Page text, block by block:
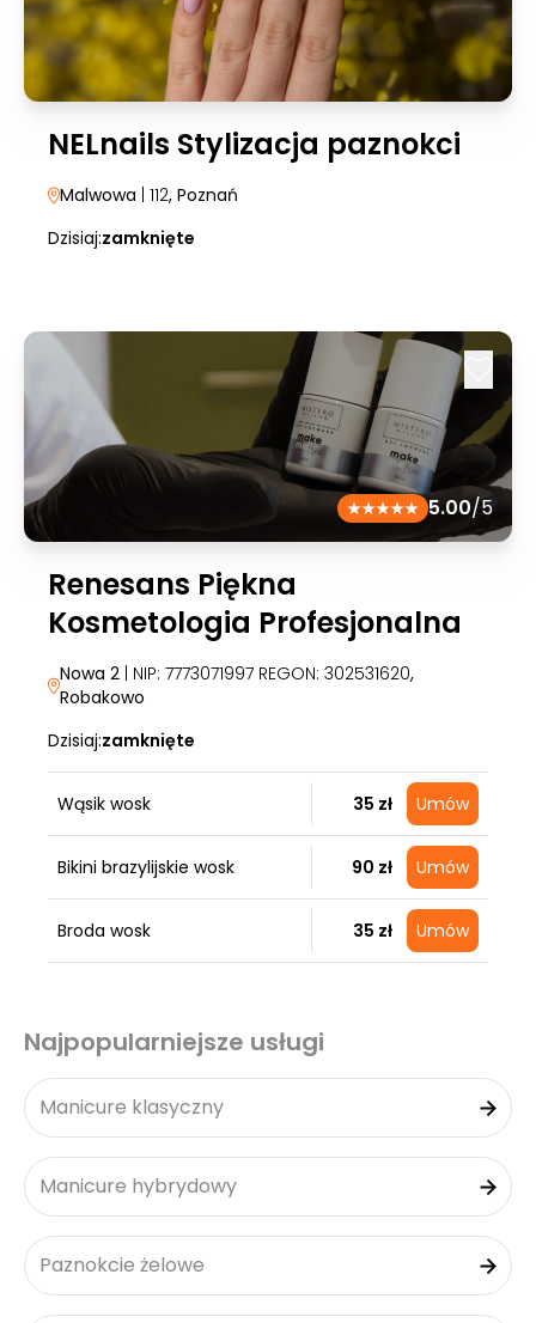
NELnails Stylizacja paznokci
Malwowa | 112, Poznań
Dzisiaj:zamknięte
5.00/5
Renesans Piękna
Kosmetologia Profesjonalna
Nowa 2| NIP: 7773071997 REGON: 302531620,
Robakowo
Dzisiaj:zamknięte
Wąsik wosk 35 zł Umów
Bikini brazylijskie wosk 90 zł Umów
Broda wosk 35 zł Umów
Najpopularniejsze usługi
Manicure klasyczny
Manicure hybrydowy
Paznokcie żelowe